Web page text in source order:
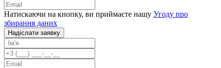
Натискаючи на кнопку, ви приймаєте нашу Угоду про
збирання даних
Надiслати заявку